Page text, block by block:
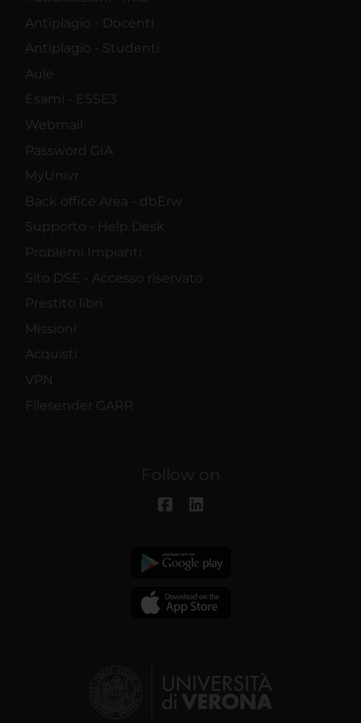
Antiplagio - Docenti
Antiplagio - Studenti
Aule
Esami - ESSE3
Webmail
Password GIA
MyUnivr
Back office Area - dbErw
Supporto - Help Desk
Problemi Impianti
Sito DSE - Accesso riservato
Prestito libri
Missioni
Acquisti
VPN
Filesender GARR
Follow on